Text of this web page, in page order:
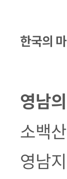
한국의
영남
소백
영남